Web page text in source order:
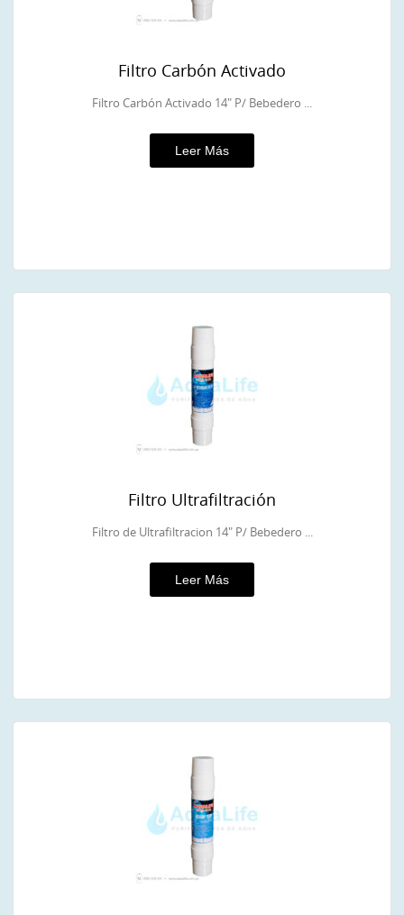
Filtro Carbón Activado
Filtro Carbón Activado 14″ P/ Bebedero ...
Leer Más
Filtro Ultrafiltración
Filtro de Ultrafiltracion 14″ P/ Bebedero ...
Leer Más